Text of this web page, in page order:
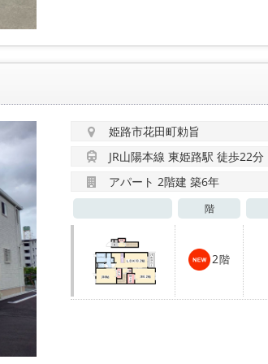
姫路市花田町勅旨
JR山陽本線 東姫路駅 徒歩22分
アパート 2階建 築6年
階
2階